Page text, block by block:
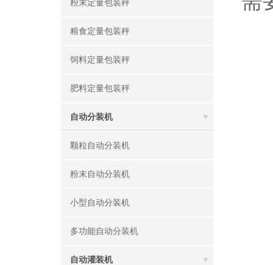
粉末定量包装秤
粮食定量包装秤
饲料定量包装秤
肥料定量包装秤
自动分装机
颗粒自动分装机
粉末自动分装机
小型自动分装机
多功能自动分装机
自动灌装机